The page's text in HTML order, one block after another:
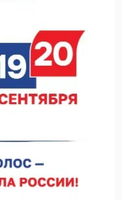
терминалы оплаты